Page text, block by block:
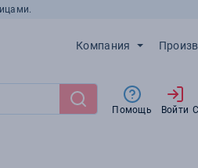
Компания
Помощь Войти